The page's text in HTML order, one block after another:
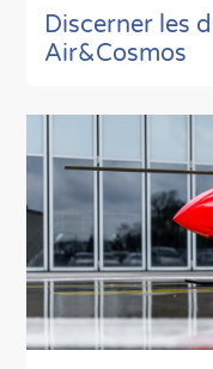
Discerner les
Air&Cosmos